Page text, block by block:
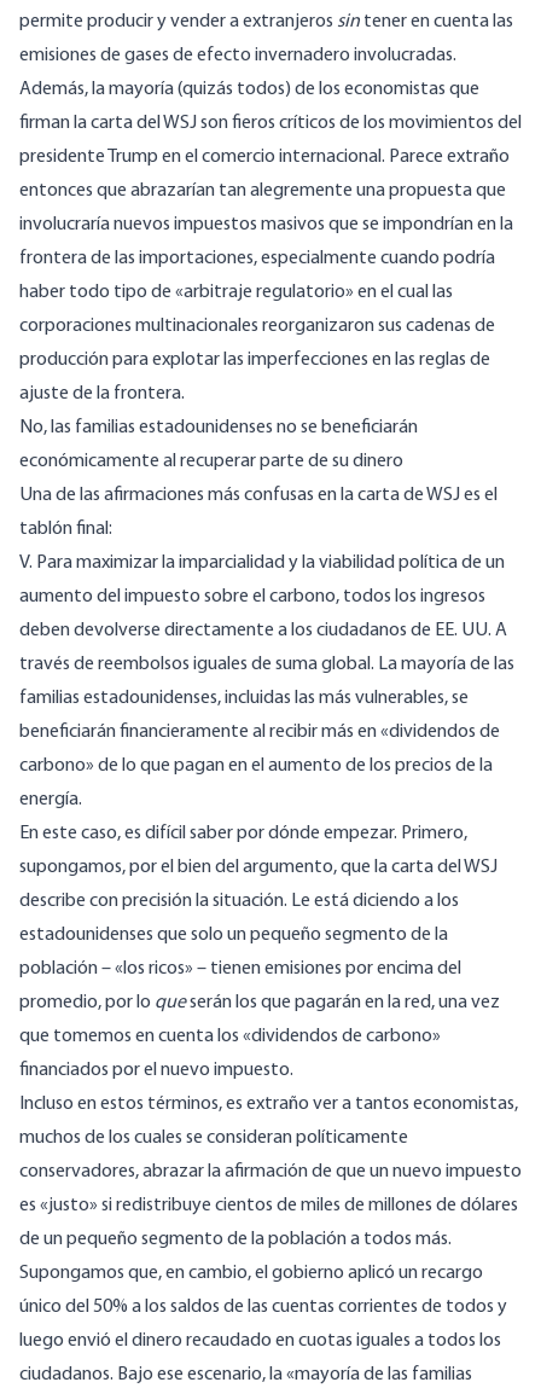
permite producir y vender a extranjeros sin tener en cuenta las
emisiones de gases de efecto invernadero involucradas.
Además, la mayoría (quizás todos) de los economistas que
firman la carta del WSJ son fieros críticos de los movimientos del
presidente Trump en el comercio internacional. Parece extraño
entonces que abrazarían tan alegremente una propuesta que
involucraría nuevos impuestos masivos que se impondrían en la
frontera de las importaciones, especialmente cuando podría
haber todo tipo de «arbitraje regulatorio» en el cual las
corporaciones multinacionales reorganizaron sus cadenas de
producción para explotar las imperfecciones en las reglas de
ajuste de la frontera.
No, las familias estadounidenses no se beneficiarán
económicamente al recuperar parte de su dinero
Una de las afirmaciones más confusas en la carta de WSJ es el
tablón final:
V. Para maximizar la imparcialidad y la viabilidad política de un
aumento del impuesto sobre el carbono, todos los ingresos
deben devolverse directamente a los ciudadanos de EE. UU. A
través de reembolsos iguales de suma global. La mayoría de las
familias estadounidenses, incluidas las más vulnerables, se
beneficiarán financieramente al recibir más en «dividendos de
carbono» de lo que pagan en el aumento de los precios de la
energía.
En este caso, es difícil saber por dónde empezar. Primero,
supongamos, por el bien del argumento, que la carta del WSJ
describe con precisión la situación. Le está diciendo a los
estadounidenses que solo un pequeño segmento de la
población – «los ricos» – tienen emisiones por encima del
promedio, por lo queserán los que pagarán en la red, una vez
que tomemos en cuenta los «dividendos de carbono»
financiados por el nuevo impuesto.
Incluso en estos términos, es extraño ver a tantos economistas,
muchos de los cuales se consideran políticamente
conservadores, abrazar la afirmación de que un nuevo impuesto
es «justo» si redistribuye cientos de miles de millones de dólares
de un pequeño segmento de la población a todos más.
Supongamos que, en cambio, el gobierno aplicó un recargo
único del 50% a los saldos de las cuentas corrientes de todos y
luego envió el dinero recaudado en cuotas iguales a todos los
ciudadanos. Bajo ese escenario, la «mayoría de las familias